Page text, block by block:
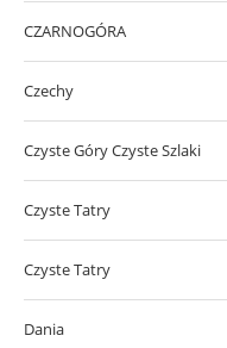
CZARNOGÓRA
Czechy
Czyste Góry Czyste Szlaki
Czyste Tatry
Czyste Tatry
Dania